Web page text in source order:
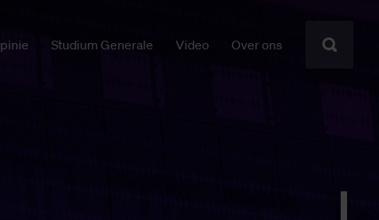
Studium Generale Video Over ons